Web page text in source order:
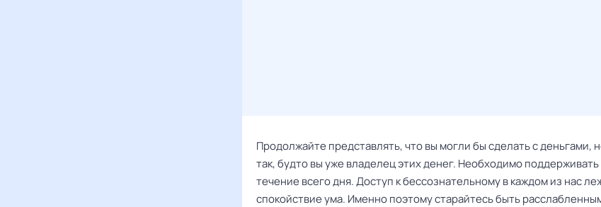
Продолжайте представлять, что вы могли бы сделать с деньгами,
так, будто вы уже владелец этих денег. Необходимо поддерживать
течение всего дня. Доступ к бессознательному в каждом из нас
спокойствие ума. Именно поэтому старайтесь быть